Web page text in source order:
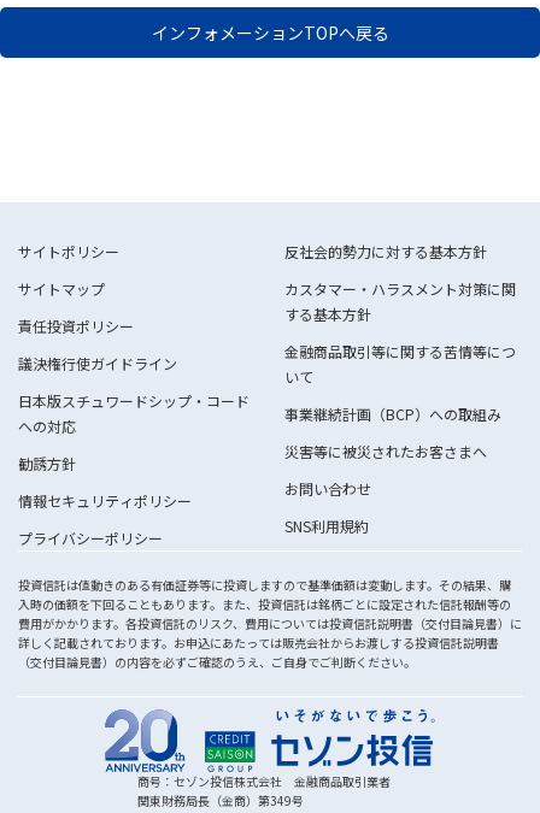
インフォメーションTOPへ戻る
サイトポリシー
サイトマップ
責任投資ポリシー
議決権行使ガイドライン
日本版スチュワードシップ・コード
への対応
勧誘方針
情報セキュリティポリシー
プライバシーポリシー
反社会的勢力に対する基本方針
カスタマー・ハラスメント対策に関
する基本方針
金融商品取引等に関する苦情等につ
いて
事業継続計画（BCP）への取組み
災害等に被災されたお客さまへ
お問い合わせ
SNS利用規約
投資信託は値動きのある有価証券等に投資しますので基準価額は変動します。その結果、購
入時の価額を下回ることもあります。また、投資信託は銘柄ごとに設定された信託報酬等の
費用がかかります。各投資信託のリスク、費用については投資信託説明書（交付目論見書）に
詳しく記載されております。お申込にあたっては販売会社からお渡しする投資信託説明書
（交付目論見書）の内容を必ずご確認のうえ、ご自身でご判断ください。
商号：セゾン投信株式会社 金融商品取引業者
関東財務局長（金商）第349号